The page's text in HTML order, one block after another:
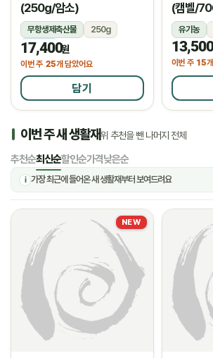
(250g/암소)
무항생제축산물
250g
냉장
17,400원
이번 주 25개 담았어요
담기
(캠벨/
유기농
13,500
이번 주 15
이번 주 새 생활재위 추천을 뺀 나머지 전체
추천순최신순할인순가격낮은순
i 가장 최근에 들어온 새 생활재부터 보여드려요
NEW